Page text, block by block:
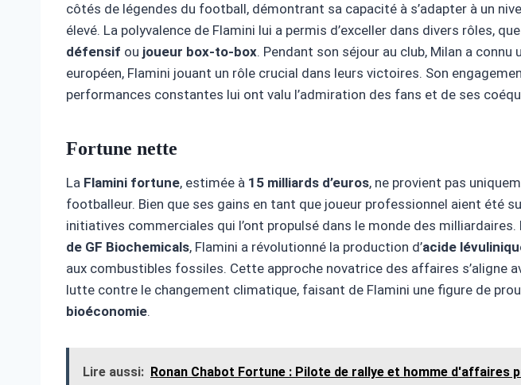
côtés de légendes du football, démontrant sa capacité à s’adapter à un
élevé. La polyvalence de Flamini lui a permis d’exceller dans divers rôles,
défensif ou joueur box-to-box. Pendant son séjour au club, Milan a connu
européen, Flamini jouant un rôle crucial dans leurs victoires. Son
performances constantes lui ont valu l’admiration des fans et de ses
Fortune nette
La Flamini fortune, estimée à 15 milliards d’euros, ne provient pas
footballeur. Bien que ses gains en tant que joueur professionnel aient été
initiatives commerciales qui l’ont propulsé dans le monde des milliardaires.
de GF Biochemicals, Flamini a révolutionné la production d’acide
aux combustibles fossiles. Cette approche novatrice des affaires s’aligne
lutte contre le changement climatique, faisant de Flamini une figure de
bioéconomie.
Lire aussi: Ronan Chabot Fortune : Pilote de rallye et homme d'affaires